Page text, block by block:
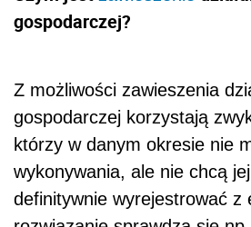
gospodarczej?
Z możliwości zawieszenia
gospodarczej korzystają
którzy w danym okresie nie
wykonywania, ale nie chcą
definitywnie wyrejestrować z